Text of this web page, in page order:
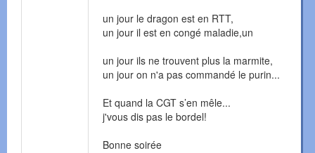
un jour le dragon est en RTT,
un jour il est en congé maladie,un
un jour ils ne trouvent plus la marmite,
un jour on n'a pas commandé le purin...
Et quand la CGT s’en mêle...
j'vous dis pas le bordel!
Bonne soirée